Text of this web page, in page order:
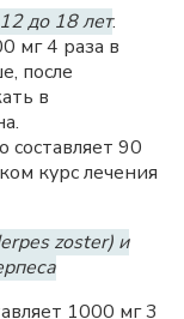
до 18 лет.
мг 4 раза в
после
в
90
курс лечения
zoster) и
1000 мг 3